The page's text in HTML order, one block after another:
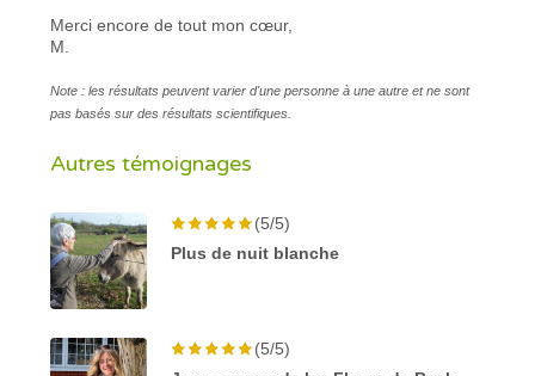
Merci encore de tout mon cœur,
M.
Note : les résultats peuvent varier d'une personne à une autre et ne sont
pas basés sur des résultats scientifiques.
Autres témoignages
(5/5)
Plus de nuit blanche
(5/5)